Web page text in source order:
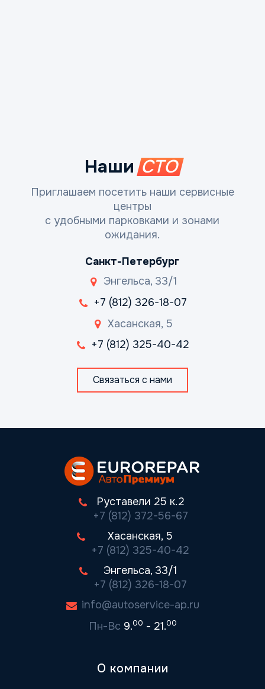
Наши СТО
Приглашаем посетить наши сервисные
центры
с удобными парковками и зонами
ожидания.
Санкт-Петербург
Энгельса, 33/1
+7 (812) 326-18-07
Хасанская, 5
+7 (812) 325-40-42
Связаться с нами
Руставели 25 к.2
+7 (812) 372-56-67
Хасанская, 5
+7 (812) 325-40-42
Энгельса, 33/1
+7 (812) 326-18-07
info@autoservice-ap.ru
Пн-Вс 9.00 - 21.00
О компании